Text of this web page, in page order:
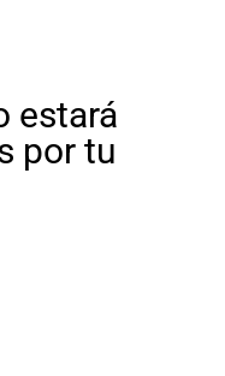
estará
por tu